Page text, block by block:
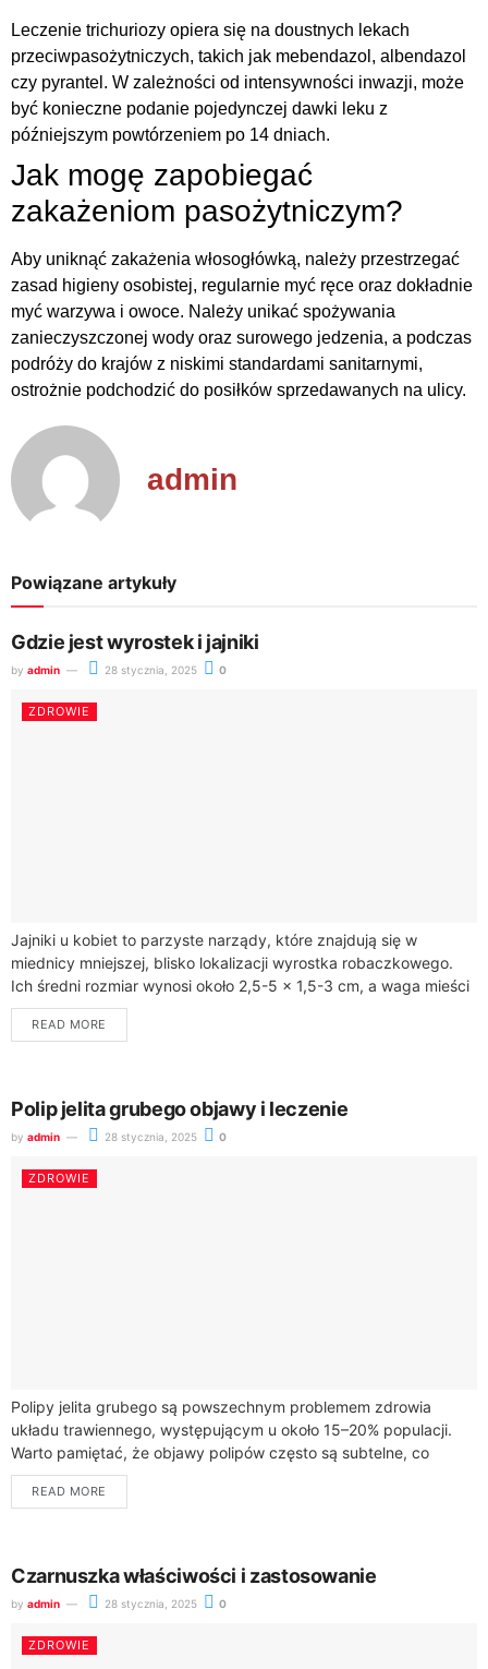
Leczenie trichuriozy opiera się na doustnych lekach
przeciwpasożytniczych, takich jak mebendazol, albendazol
czy pyrantel. W zależności od intensywności inwazji, może
być konieczne podanie pojedynczej dawki leku z
późniejszym powtórzeniem po 14 dniach.
Jak mogę zapobiegać
zakażeniom pasożytniczym?
Aby uniknąć zakażenia włosogłówką, należy przestrzegać
zasad higieny osobistej, regularnie myć ręce oraz dokładnie
myć warzywa i owoce. Należy unikać spożywania
zanieczyszczonej wody oraz surowego jedzenia, a podczas
podróży do krajów z niskimi standardami sanitarnymi,
ostrożnie podchodzić do posiłków sprzedawanych na ulicy.
admin
Powiązane artykuły
Gdzie jest wyrostek i jajniki
by admin 28 stycznia, 2025 0
ZDROWIE
Jajniki u kobiet to parzyste narządy, które znajdują się w
miednicy mniejszej, blisko lokalizacji wyrostka robaczkowego.
Ich średni rozmiar wynosi około 2,5-5 x 1,5-3 cm, a waga mieści
się w...
READ MORE
Polip jelita grubego objawy i leczenie
by admin 28 stycznia, 2025 0
ZDROWIE
Polipy jelita grubego są powszechnym problemem zdrowia
układu trawiennego, występującym u około 15–20% populacji.
Warto pamiętać, że objawy polipów często są subtelne, co
sprawia, że mogą być odkrywane przypadkowo podczas...
READ MORE
Czarnuszka właściwości i zastosowanie
by admin 28 stycznia, 2025 0
ZDROWIE